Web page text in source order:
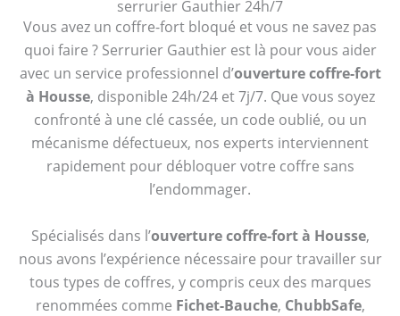
serrurier Gauthier 24h/7
Vous avez un coffre-fort bloqué et vous ne savez pas
quoi faire ? Serrurier Gauthier est là pour vous aider
avec un service professionnel d’ouverture coffre-fort
à Housse, disponible 24h/24 et 7j/7. Que vous soyez
confronté à une clé cassée, un code oublié, ou un
mécanisme défectueux, nos experts interviennent
rapidement pour débloquer votre coffre sans
l’endommager.
Spécialisés dans l’ouverture coffre-fort à Housse,
nous avons l’expérience nécessaire pour travailler sur
tous types de coffres, y compris ceux des marques
renommées comme Fichet-Bauche, ChubbSafe,